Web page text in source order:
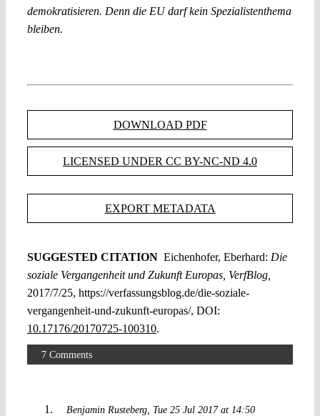
demokratisieren. Denn die EU darf kein Spezialistenthema
bleiben.
DOWNLOAD PDF
LICENSED UNDER CC BY-NC-ND 4.0
EXPORT METADATA
SUGGESTED CITATION Eichenhofer, Eberhard: Die
soziale Vergangenheit und Zukunft Europas, VerfBlog,
2017/7/25, https://verfassungsblog.de/die-soziale-
vergangenheit-und-zukunft-europas/, DOI:
10.17176/20170725-100310.
7 Comments
Benjamin Rusteberg Tue 25 Jul 2017 at 14:50